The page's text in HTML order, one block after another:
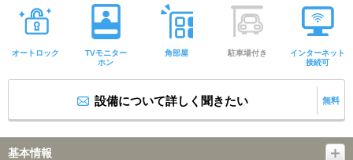
オートロック
TVモニター
ホン
角部屋 駐車場付き
インターネット
接続可
設備について詳しく聞きたい 無料
基本情報